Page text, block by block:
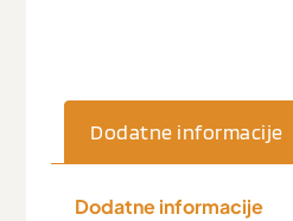
Dodatne informacije
Dodatne informacije